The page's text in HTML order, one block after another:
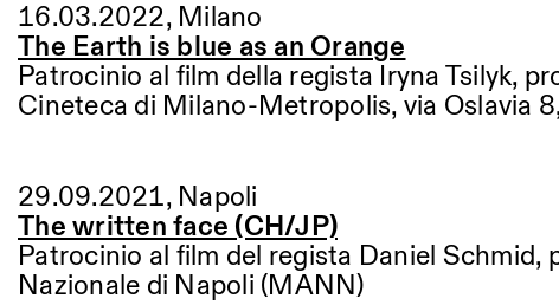
16.03.2022, Milano
The Earth is blue as an Orange
Patrocinio al film della regista Iryna Tsilyk,
Cineteca di Milano-Metropolis, via Oslavia
29.09.2021, Napoli
The written face (CH/JP)
Patrocinio al film del regista Daniel Schmid,
Nazionale di Napoli (MANN)